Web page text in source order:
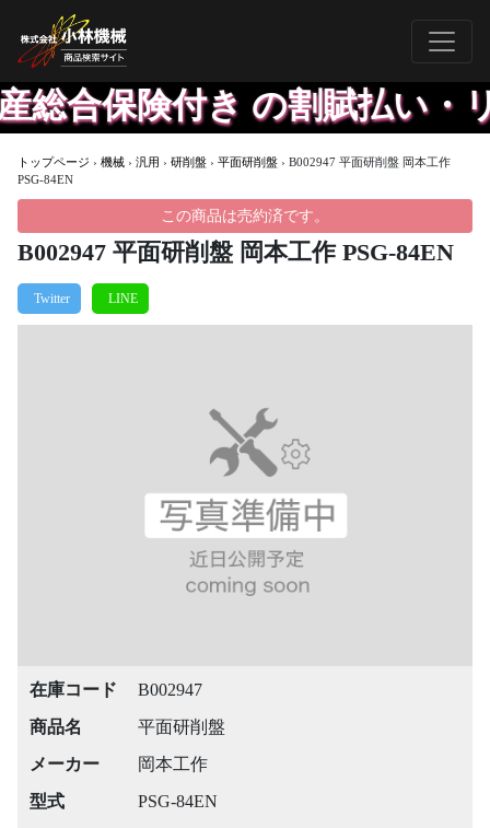
険付き の割賦払い・リ
トップページ › 機械 › 汎用 › 研削盤 › 平面研削盤 › B002947 平面研削盤 岡本工作
PSG-84EN
この商品は売約済です。
B002947 平面研削盤 岡本工作 PSG-84EN
在庫コード
B002947
商品名
平面研削盤
メーカー
岡本工作
型式
PSG-84EN